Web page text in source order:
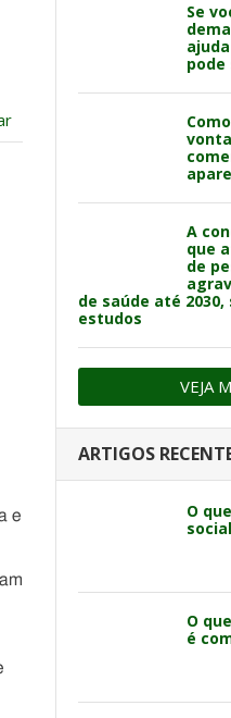
e
Se
pode
A
que
de
de saúde até 2030,
estudos
VEJA
ARTIGOS
O
O
é